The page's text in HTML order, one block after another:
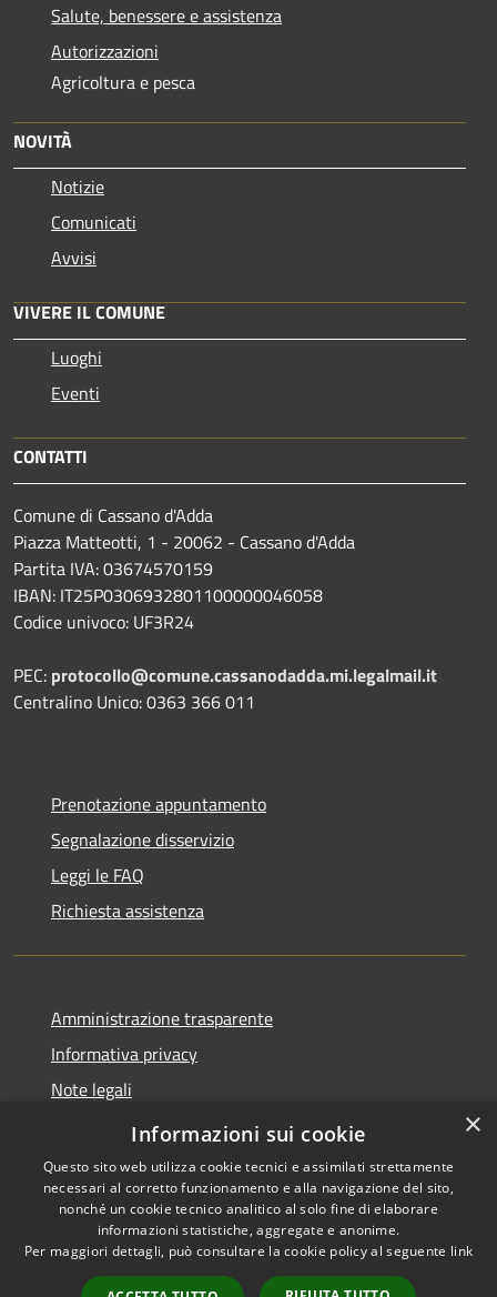
Salute, benessere e assistenza
Autorizzazioni
Agricoltura e pesca
NOVITÀ
Notizie
Comunicati
Avvisi
VIVERE IL COMUNE
Luoghi
Eventi
CONTATTI
Comune di Cassano d'Adda
Piazza Matteotti, 1 - 20062 - Cassano d'Adda
Partita IVA: 03674570159
IBAN: IT25P0306932801100000046058
Codice univoco: UF3R24
PEC: protocollo@comune.cassanodadda.mi.legalmail.it
Centralino Unico: 0363 366 011
Prenotazione appuntamento
Segnalazione disservizio
Leggi le FAQ
Richiesta assistenza
Amministrazione trasparente
Informativa privacy
Note legali
Dichiarazione di accessibilità
Accessibilità
Copyright © 2026 • Comune di
Cassano d'Adda • Powered by
Municipium• Accesso
×
Informazioni sui cookie
Questo sito web utilizza cookie tecnici e assimilati strettamente
necessari al corretto funzionamento e alla navigazione del sito,
nonché un cookie tecnico analitico al solo fine di elaborare
informazioni statistiche, aggregate e anonime.
Per maggiori dettagli, può consultare la cookie policy al seguente link